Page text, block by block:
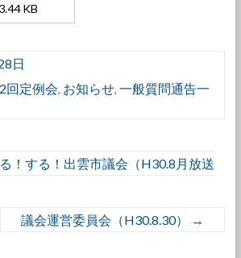
KB
日
回定例会, お知らせ, 一般質問通告一
！する！出雲市議会（H30.8月放送
議会運営委員会（H30.8.30） →